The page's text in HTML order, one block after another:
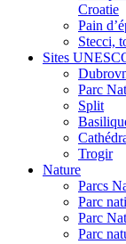
Croatie
Pain
Stecci,
Sites
Parc
Split
Trogir
Nature
Parcs
Parc
Parc
Parc